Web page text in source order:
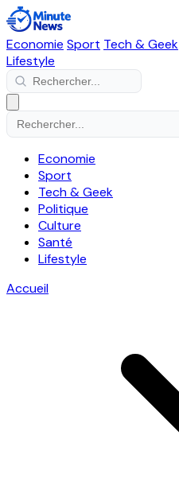
Economie Sport Tech & Geek
Lifestyle
Economie
Sport
Tech & Geek
Politique
Culture
Santé
Lifestyle
Accueil